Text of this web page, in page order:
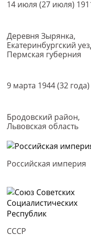
14 июля (27 июля)
Деревня Зырянка,
Екатеринбургский
Пермская губерния
9 марта 1944 (32 года)
Бродовский район,
Львовская область
Российская империя
СССР